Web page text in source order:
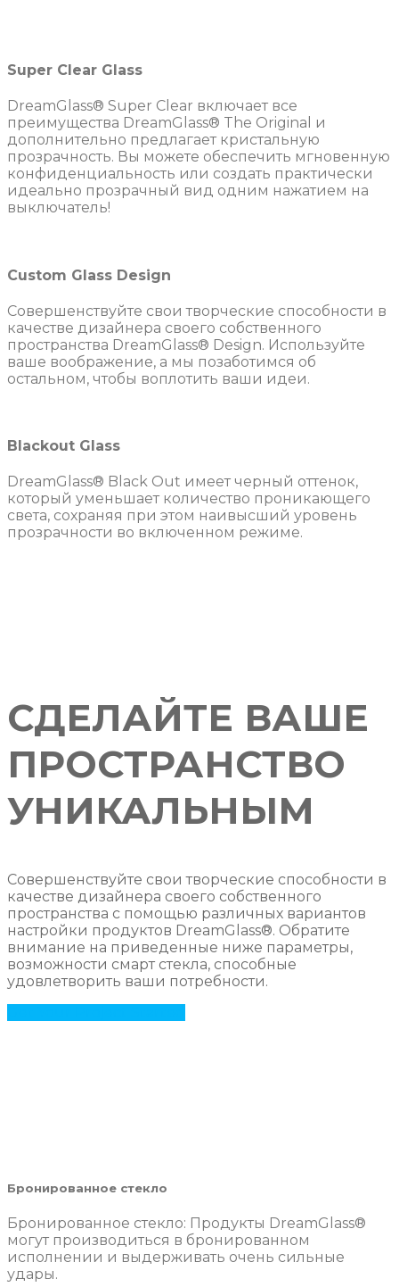
Super Clear Glass
DreamGlass® Super Clear включает все
преимущества DreamGlass® The Original и
дополнительно предлагает кристальную
прозрачность. Вы можете обеспечить мгновенную
конфиденциальность или создать практически
идеально прозрачный вид одним нажатием на
выключатель!
Custom Glass Design
Совершенствуйте свои творческие способности в
качестве дизайнера своего собственного
пространства DreamGlass® Design. Используйте
ваше воображение, а мы позаботимся об
остальном, чтобы воплотить ваши идеи.
Blackout Glass
DreamGlass® Black Out имеет черный оттенок,
который уменьшает количество проникающего
света, сохраняя при этом наивысший уровень
прозрачности во включенном режиме.
СДЕЛАЙТЕ ВАШЕ
ПРОСТРАНСТВО
УНИКАЛЬНЫМ
Совершенствуйте свои творческие способности в
качестве дизайнера своего собственного
пространства с помощью различных вариантов
настройки продуктов DreamGlass®. Обратите
внимание на приведенные ниже параметры,
возможности смарт стекла, способные
удовлетворить ваши потребности.
Бронированное стекло
Бронированное стекло: Продукты DreamGlass®
могут производиться в бронированном
исполнении и выдерживать очень сильные
удары.